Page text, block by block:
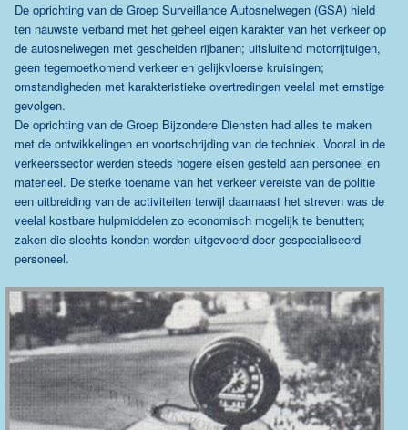
De oprichting van de Groep Surveillance Autosnelwegen (GSA) hield
ten nauwste verband met het geheel eigen karakter van het verkeer op
de autosnelwegen met gescheiden rijbanen; uitsluitend motorrijtuigen,
geen tegemoetkomend verkeer en gelijkvloerse kruisingen;
omstandigheden met karakteristieke overtredingen veelal met ernstige
gevolgen.
De oprichting van de Groep Bijzondere Diensten had alles te maken
met de ontwikkelingen en voortschrijding van de techniek. Vooral in de
verkeerssector werden steeds hogere eisen gesteld aan personeel en
materieel. De sterke toename van het verkeer vereiste van de politie
een uitbreiding van de activiteiten terwijl daarnaast het streven was de
veelal kostbare hulpmiddelen zo economisch mogelijk te benutten;
zaken die slechts konden worden uitgevoerd door gespecialiseerd
personeel.